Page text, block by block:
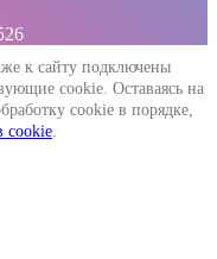
к сайту подключены
cookie. Оставаясь на
cookie в порядке,
cookie